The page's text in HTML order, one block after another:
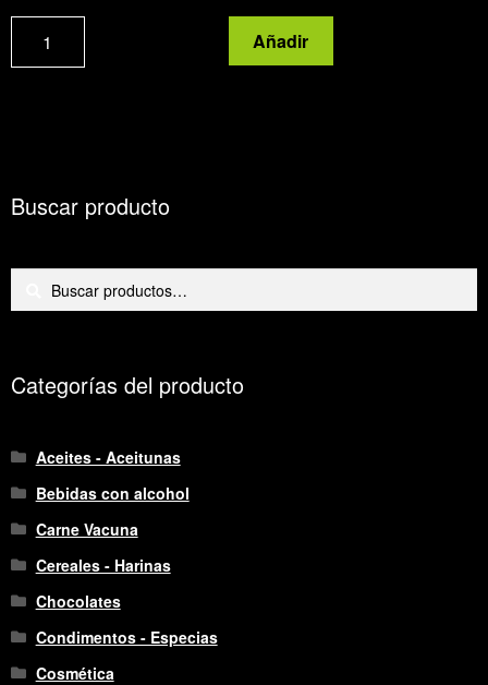
Poleo
Lippia
Añadir
Buscar producto
Categorías del producto
Aceites - Aceitunas
Bebidas con alcohol
Carne Vacuna
Cereales - Harinas
Chocolates
Condimentos - Especias
Cosmética